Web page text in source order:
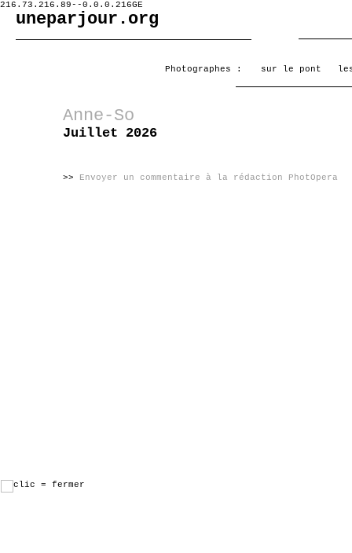
216.73.216.89--0.0.0.216GE
uneparjour.org
Photographes : sur le pont
Anne-So
Juillet 2026
>> Envoyer un commentaire à la rédaction PhotOpera